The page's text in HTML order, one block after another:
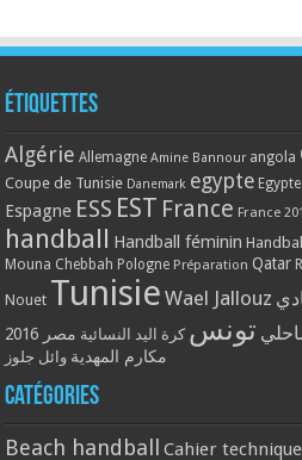
Étiquettes
Algérie Allemagne Amine Bannour angola
Coupe de Tunisie Danemark egypte
Espagne ESS EST France France
handball Handball féminin
Mouna Chebbah Pologne Préparation Qatar
Nouet Tunisie Wael Jallouz
تونس كرة اليد النسائية مصر 2016
مكارم المهدية وائل جلوز
Catégories
Beach handball Cahier technique